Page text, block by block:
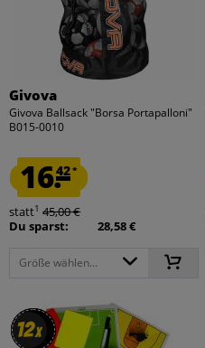
Givova
Givova Ballsack "Borsa Portapalloni"
B015-0010
16.42*
statt1 45,00 €
Du sparst:
28,58 €
Größe wählen...
12x
12x